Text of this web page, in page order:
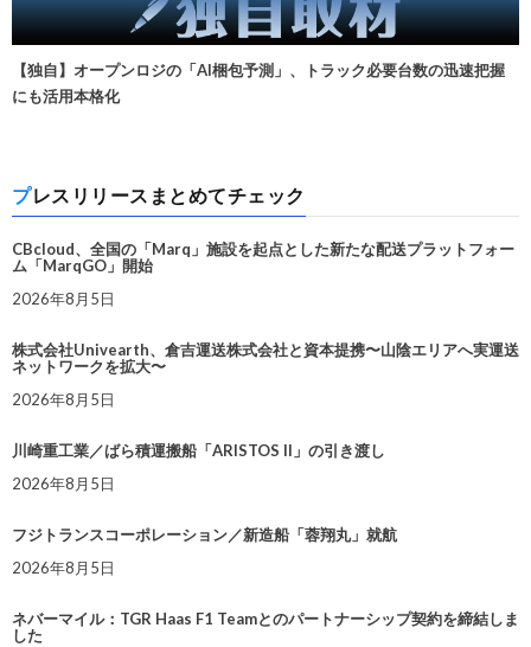
【独自】オープンロジの「AI梱包予測」、トラック必要台数の迅速把握
にも活用本格化
プレスリリースまとめてチェック
CBcloud、全国の「Marq」施設を起点とした新たな配送プラットフォー
ム「MarqGO」開始
2026年8月5日
株式会社Univearth、倉吉運送株式会社と資本提携〜山陰エリアへ実運送
ネットワークを拡大〜
2026年8月5日
川崎重工業／ばら積運搬船「ARISTOS II」の引き渡し
2026年8月5日
フジトランスコーポレーション／新造船「蓉翔丸」就航
2026年8月5日
ネバーマイル：TGR Haas F1 Teamとのパートナーシップ契約を締結しま
した